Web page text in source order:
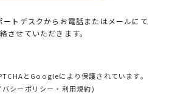
トデスクから お電話またはメールにて
させていただきます。
とGoogleにより保護されています。
バシーポリシー ・ 利用規約)